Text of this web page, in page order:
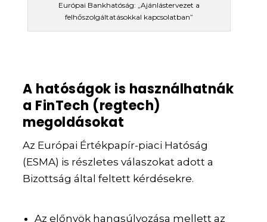
Európai Bankhatóság: „Ajánlástervezet a
felhőszolgáltatásokkal kapcsolatban”
A hatóságok is használhatnák
a FinTech (regtech)
megoldásokat
Az Európai Értékpapír-piaci Hatóság
(ESMA) is részletes válaszokat adott a
Bizottság által feltett kérdésekre.
Az előnyök hangsúlyozása mellett az